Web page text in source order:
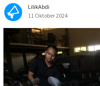
LilikAbdi
11 Oktober 2024